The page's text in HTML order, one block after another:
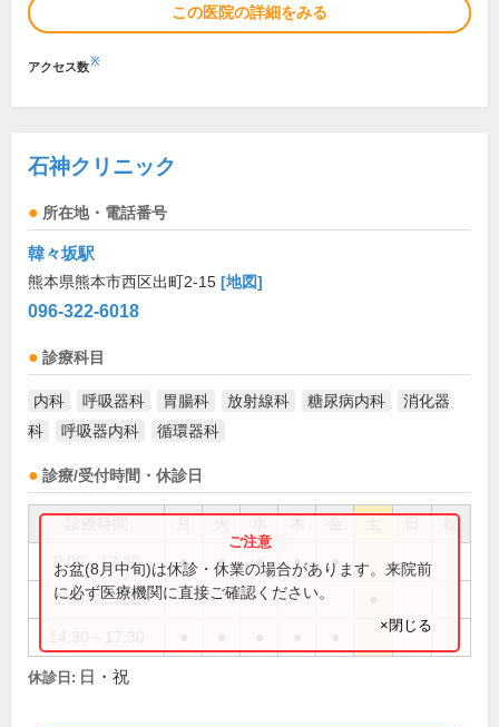
この医院の詳細をみる
アクセス数※
石神クリニック
所在地・電話番号
韓々坂駅
熊本県熊本市西区出町2-15 [地図]
096-322-6018
診療科目
内科 呼吸器科 胃腸科 放射線科 糖尿病内科
消化器
科
呼吸器内科 循環器科
診療/受付時間・休診日
祝
9:00～12:30 ● ● ● ● ●
9:00～13:00
お盆(8月中旬)は休診・休業の場合があります。来院前
に必ず医療機関に直接ご確認ください。
×閉じる
休診日: 日・祝